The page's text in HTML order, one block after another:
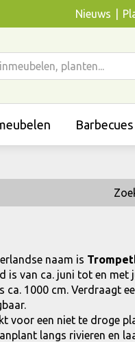
Nieuws
Barbecues
naam is
is van ca. juni tot en met
ca. 1000 cm. Verdraagt
voor een niet te droge
langs rivieren en